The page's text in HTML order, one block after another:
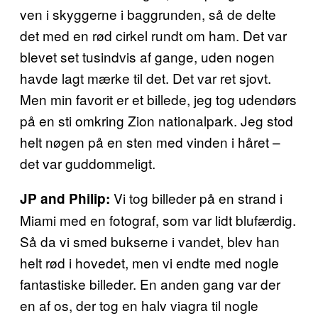
ven i skyggerne i baggrunden, så de delte
det med en rød cirkel rundt om ham. Det var
blevet set tusindvis af gange, uden nogen
havde lagt mærke til det. Det var ret sjovt.
Men min favorit er et billede, jeg tog udendørs
på en sti omkring Zion nationalpark. Jeg stod
helt nøgen på en sten med vinden i håret –
det var guddommeligt.
JP and Philip: Vi tog billeder på en strand i
Miami med en fotograf, som var lidt blufærdig.
Så da vi smed bukserne i vandet, blev han
helt rød i hovedet, men vi endte med nogle
fantastiske billeder. En anden gang var der
en af os, der tog en halv viagra til nogle